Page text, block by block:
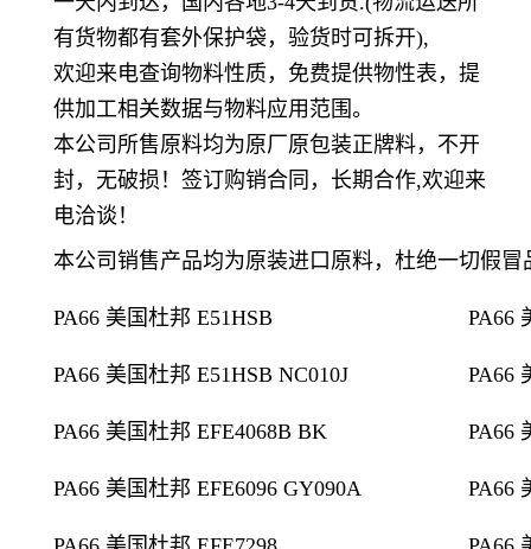
有货物都有套外保护袋，验货时可拆开),
欢迎来电查询物料性质，免费提供物性表，提
供加工相关数据与物料应用范围。
本公司所售原料均为原厂原包装正牌料，不开
封，无破损！签订购销合同，长期合作,欢迎来
电洽谈！
本公司销售产品均为原装进口原料，杜绝一切假
PA66 美国杜邦 E51HSB PA66
PA66 美国杜邦 E51HSB NC010J PA66
PA66 美国杜邦 EFE4068B BK PA66
PA66 美国杜邦 EFE6096 GY090A PA66